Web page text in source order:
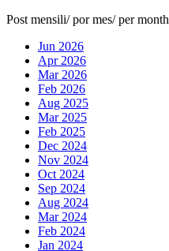
Post mensili/ por mes/ per month
Jun 2026
Apr 2026
Mar 2026
Feb 2026
Aug 2025
Mar 2025
Feb 2025
Dec 2024
Nov 2024
Oct 2024
Sep 2024
Aug 2024
Mar 2024
Feb 2024
Jan 2024